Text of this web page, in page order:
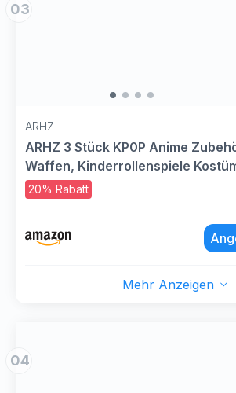
03
ARHZ
ARHZ 3 Stück KP0P Anime
Waffen, Kinderrollenspiele
Anime Verkleiden Prop, Cosplay
Accessoires Waffen für
20% Rabatt
Mehr Anzeigen
04